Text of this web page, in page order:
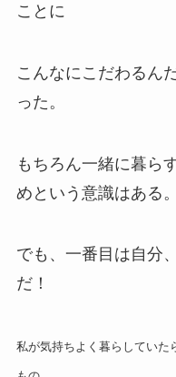
ことに
こんなにこだわるん
った。
もちろん一緒に暮ら
めという意識はある。
でも、一番目は自分
だ！
私が気持ちよく暮らしていた